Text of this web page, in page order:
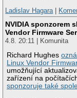
Ladislav Hagara|
NVIDIA sponzorem
Vendor Firmware
4.8. 20:11 | Komunita
Richard Hughes
Linux Vendor
umožňující
zařízení na
sponzoruje také